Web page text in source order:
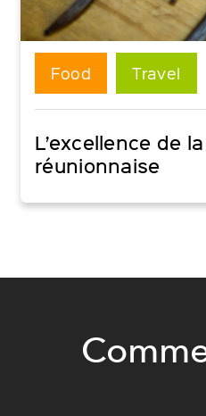
Food Travel
L’excellence de
réunionnaise